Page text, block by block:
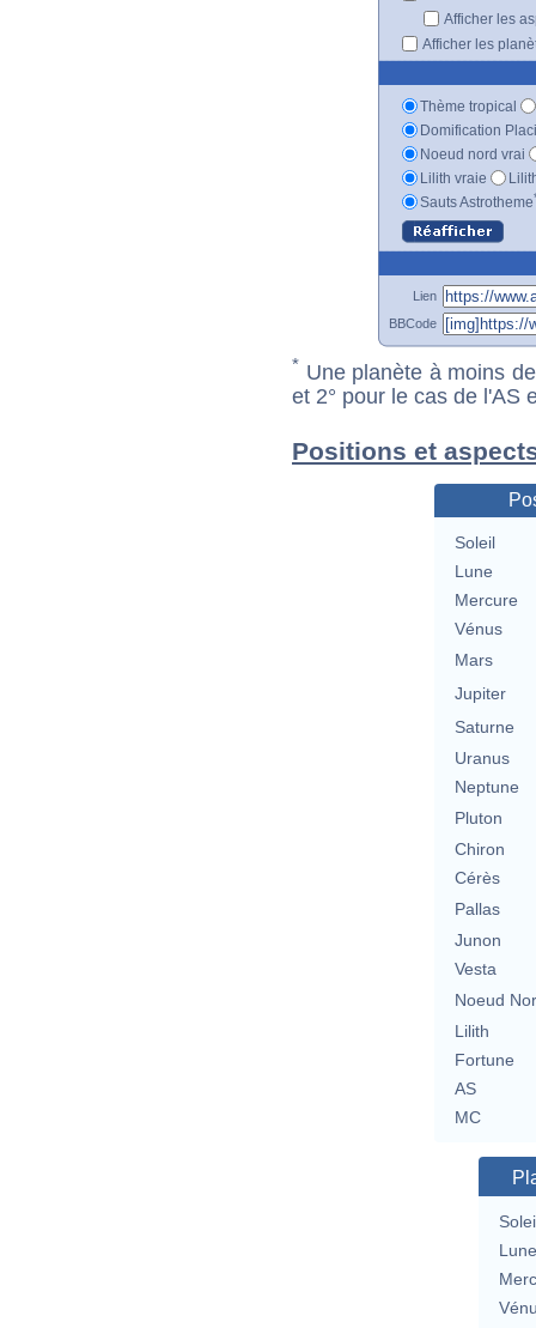
Afficher les
Afficher les
Thème tropical
Domification
Noeud nord vrai
Lilith vraie
Sauts Astrotheme
Lien
BBCode
* Une planète à moins
et 2° pour le cas de l'AS
Positions et
Soleil
Lune
Mercure
Vénus
Mars
Jupiter
Saturne
Uranus
Neptune
Pluton
Chiron
Cérès
Pallas
Junon
Vesta
Noeud
Lilith
Fortune
AS
MC
Lune